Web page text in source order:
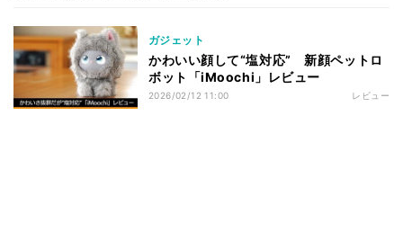
ガジェット
かわいい顔して“塩対応” 新顔ペットロ
ボット「iMoochi」レビュー
2026/02/12 11:00 レビュー